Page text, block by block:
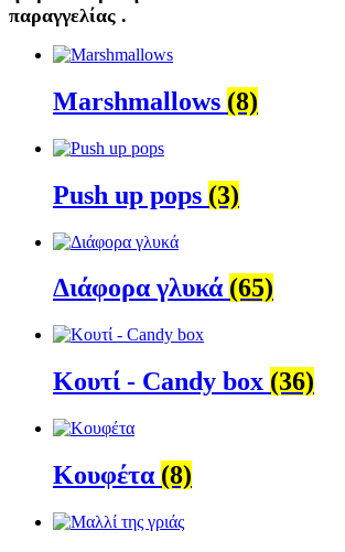
παραγγελίας .
Marshmallows (8)
Push up pops (3)
Διάφορα γλυκά (65)
Κουτί - Candy box (36)
Κουφέτα (8)